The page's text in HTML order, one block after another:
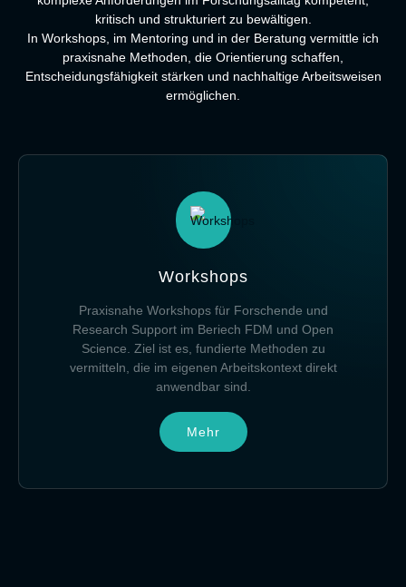
kritisch und strukturiert zu bewältigen.
In Workshops, im Mentoring und in der Beratung vermittle ich
praxisnahe Methoden, die Orientierung schaffen,
Entscheidungsfähigkeit stärken und nachhaltige Arbeitsweisen
ermöglichen.
Workshops
Praxisnahe Workshops für Forschende und
Research Support im Beriech FDM und Open
Science. Ziel ist es, fundierte Methoden zu
vermitteln, die im eigenen Arbeitskontext direkt
anwendbar sind.
Mehr